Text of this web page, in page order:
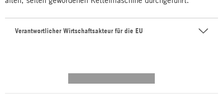
Verantwortlicher Wirtschaftsakteur für die EU